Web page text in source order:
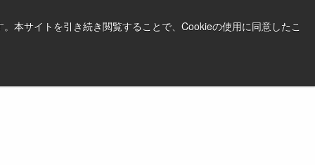
本サイトを引き続き閲覧することで、Cookieの使用に同意したこ